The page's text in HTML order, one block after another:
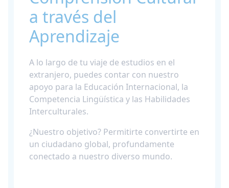
a través del
Aprendizaje
A lo largo de tu viaje de estudios en el
extranjero, puedes contar con nuestro
apoyo para la Educación Internacional, la
Competencia Lingüística y las Habilidades
Interculturales.
¿Nuestro objetivo? Permitirte convertirte en
un ciudadano global, profundamente
conectado a nuestro diverso mundo.